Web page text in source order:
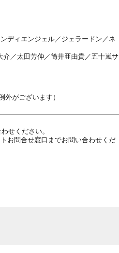
ディエンジェル／ジェラードン／ネ
／太田芳伸／筒井亜由貴／五十嵐サ
外がございます）
せください。
お問合せ窓口までお問い合わせくだ